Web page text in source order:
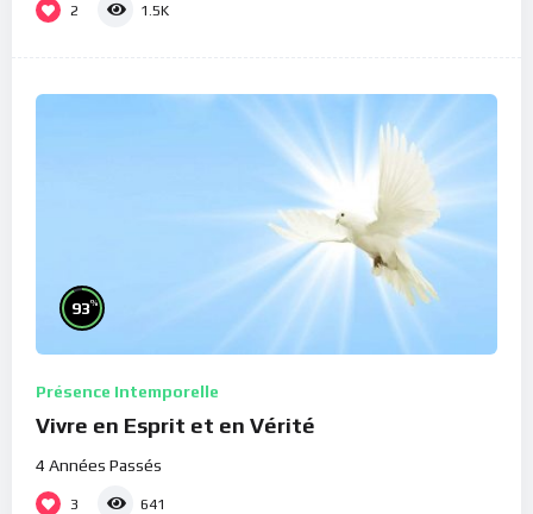
2 1.5K
93%
Présence Intemporelle
Vivre en Esprit et en Vérité
4 Années Passés
3 641